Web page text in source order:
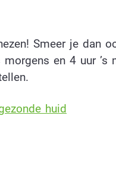
Smeer je dan
en 4 uur
huid